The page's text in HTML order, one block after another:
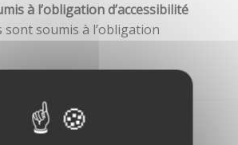
à l’obligation d’accessibilité
soumis à l’obligation
cette déclaration